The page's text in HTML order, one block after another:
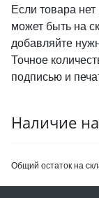
Если товара
может быть на
добавляйте
Точное
подписью и
Наличие
Общий остаток на